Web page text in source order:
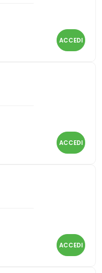
ACCEDI
ACCEDI
ACCEDI